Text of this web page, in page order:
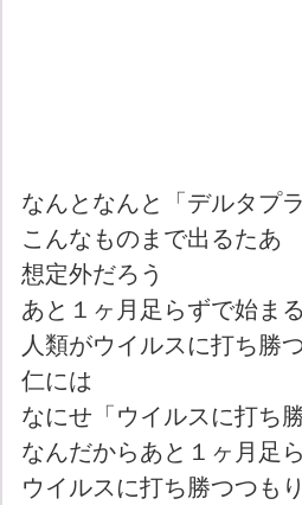
なんとなんと「デルタプラ
こんなものまで出るたあ
想定外だろう
あと１ヶ月足らずで始ま
人類がウイルスに打ち勝
仁には
なにせ「ウイルスに打ち
なんだからあと１ヶ月足
ウイルスに打ち勝つつも